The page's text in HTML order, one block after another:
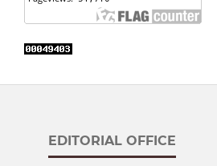
EDITORIAL OFFICE